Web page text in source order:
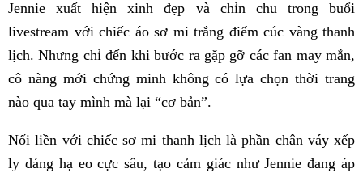
Jennie xuất hiện xinh đẹp và chỉn chu trong buổi
livestream với chiếc áo sơ mi trắng điểm cúc vàng thanh
lịch. Nhưng chỉ đến khi bước ra gặp gỡ các fan may mắn,
cô nàng mới chứng minh không có lựa chọn thời trang
nào qua tay mình mà lại “cơ bản”.
Nối liền với chiếc sơ mi thanh lịch là phần chân váy xếp
ly dáng hạ eo cực sâu, tạo cảm giác như Jennie đang áp